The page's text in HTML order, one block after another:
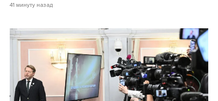
41 минуту назад